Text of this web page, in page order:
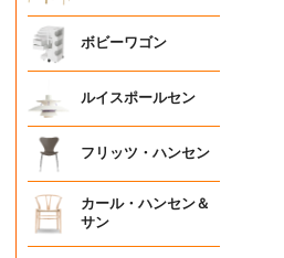
ボビーワゴン
ルイスポールセン
フリッツ・ハンセン
カール・ハンセン＆
サン